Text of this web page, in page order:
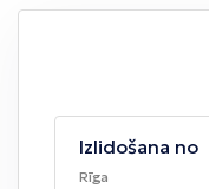
Izlidošana no
Rīga